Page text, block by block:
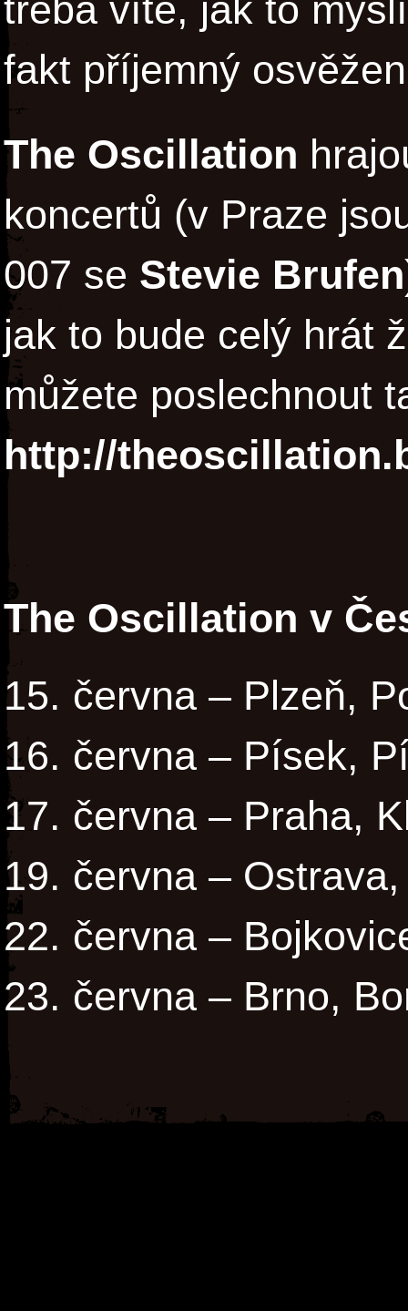
třeba víte, jak to
fakt příjemný
The Oscillation
koncertů (v Praze
007 se Stevie Brufen
jak to bude celý hrát
můžete poslechnout
http://
The Oscillation v
15. června – Plzeň,
16. června – Písek,
17. června – Praha,
19. června –
22. června –
23. června – Brno,